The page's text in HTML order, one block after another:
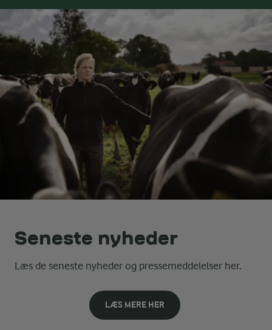
Seneste nyheder
Læs de seneste nyheder og pressemeddelelser her.
LÆS MERE HER